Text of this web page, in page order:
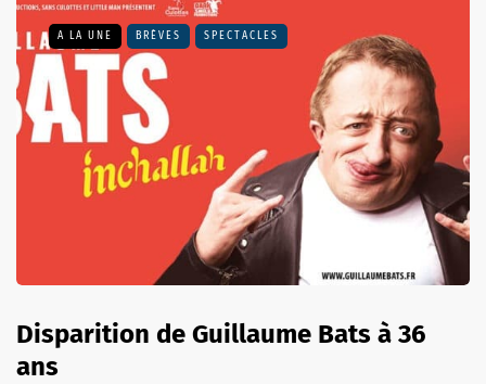
A LA UNE BRÈVES SPECTACLES
Disparition de Guillaume Bats à 36
ans